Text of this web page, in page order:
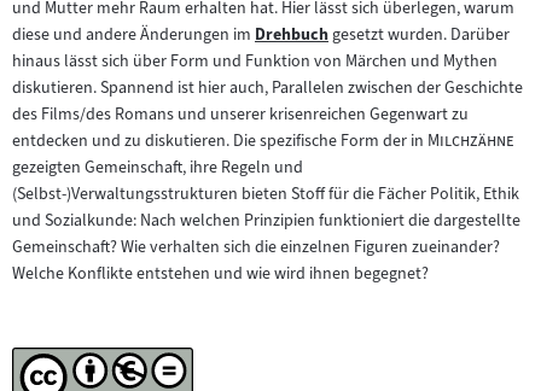
und Mutter mehr Raum erhalten hat. Hier lässt sich überlegen, warum
diese und andere Änderungen im Zum
Inhalt:
Drehbuchgesetzt wurden. Darüber
hinaus lässt sich über Form und Funktion von Märchen und Mythen
diskutieren. Spannend ist hier auch, Parallelen zwischen der Geschichte
des Films/des Romans und unserer krisenreichen Gegenwart zu
entdecken und zu diskutieren. Die spezifische Form der in "Milchzähne
gezeigten Gemeinschaft, ihre Regeln und
(Selbst-)Verwaltungsstrukturen bieten Stoff für die Fächer Politik, Ethik
und Sozialkunde: Nach welchen Prinzipien funktioniert die dargestellte
Gemeinschaft? Wie verhalten sich die einzelnen Figuren zueinander?
Welche Konflikte entstehen und wie wird ihnen begegnet?